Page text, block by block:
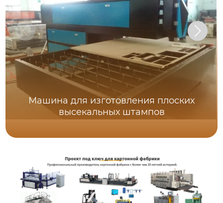
Машина для изготовления плоских
высекальных штампов